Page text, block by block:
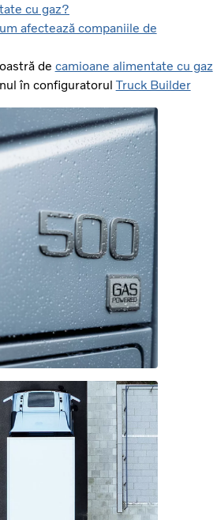
cu gaz?
afectează companiile de
de camioane alimentate cu gaz
în configuratorulTruck Builder